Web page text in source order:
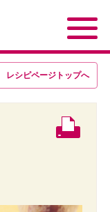
レシピページトップへ